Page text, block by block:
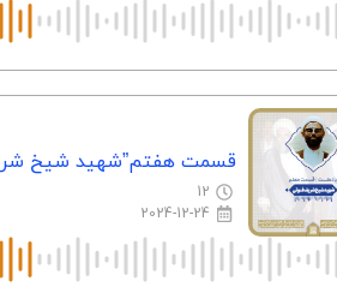
قسمت هفتم”شهید شیخ
12
2024-12-24